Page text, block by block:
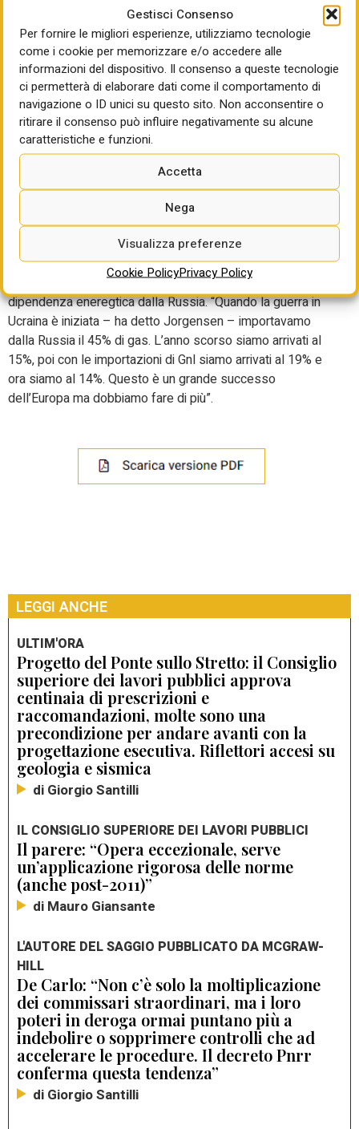
Gestisci Consenso
Per fornire le migliori esperienze, utilizziamo tecnologie
come i cookie per memorizzare e/o accedere alle
informazioni del dispositivo. Il consenso a queste tecnologie
ci permetterà di elaborare dati come il comportamento di
navigazione o ID unici su questo sito. Non acconsentire o
ritirare il consenso può influire negativamente su alcune
caratteristiche e funzioni.
Accetta
Nega
Visualizza preferenze
Cookie PolicyPrivacy Policy
realizzare i piccoli reattori modulari (Smr) e mi impegnerò in
un dialogo con il settore nucleare”. Più i generale, sulle
politiche per l’energia, Jorgensen ha detto che “dobbiamo
rendere l’Unione dell’energia più forte. Abbiamo molto
potenziale. Dobbiamo fare meglio in questa parte di
integrazione”. In particolare, “i Paesi devono implementare
meglio la legislazione che già c’è”.
Un ulteriore obiettivo è ridurre le tasse in bolletta. “C’è una
cosa – ha detto il commissario – che possiamo fare
domani: abbassare le tasse sull’elettricità. E tante voci in
bolletta non sono legati al costo della luce. Spetta agli
Stati farlo ma dobbiamo essere onesti, se gli Stati
vogliono, possono abbassare subito le tasse”.
Infine un bilancio sulla traiettoria di riduzione della
dipendenza eneregtica dalla Russia. “Quando la guerra in
Ucraina è iniziata – ha detto Jorgensen – importavamo
dalla Russia il 45% di gas. L’anno scorso siamo arrivati al
15%, poi con le importazioni di Gnl siamo arrivati al 19% e
ora siamo al 14%. Questo è un grande successo
dell’Europa ma dobbiamo fare di più”.
LEGGI ANCHE
ULTIM'ORA
Progetto del Ponte sullo Stretto: il Consiglio
superiore dei lavori pubblici approva
centinaia di prescrizioni e
raccomandazioni, molte sono una
precondizione per andare avanti con la
progettazione esecutiva. Riflettori accesi su
geologia e sismica
di Giorgio Santilli
IL CONSIGLIO SUPERIORE DEI LAVORI PUBBLICI
Il parere: “Opera eccezionale, serve
un’applicazione rigorosa delle norme
(anche post-2011)”
di Mauro Giansante
L'AUTORE DEL SAGGIO PUBBLICATO DA MCGRAW-
HILL
De Carlo: “Non c’è solo la moltiplicazione
dei commissari straordinari, ma i loro
poteri in deroga ormai puntano più a
indebolire o sopprimere controlli che ad
accelerare le procedure. Il decreto Pnrr
conferma questa tendenza”
di Giorgio Santilli